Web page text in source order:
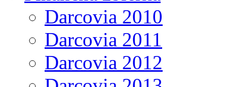
Darcovia 2010
Darcovia 2011
Darcovia 2012